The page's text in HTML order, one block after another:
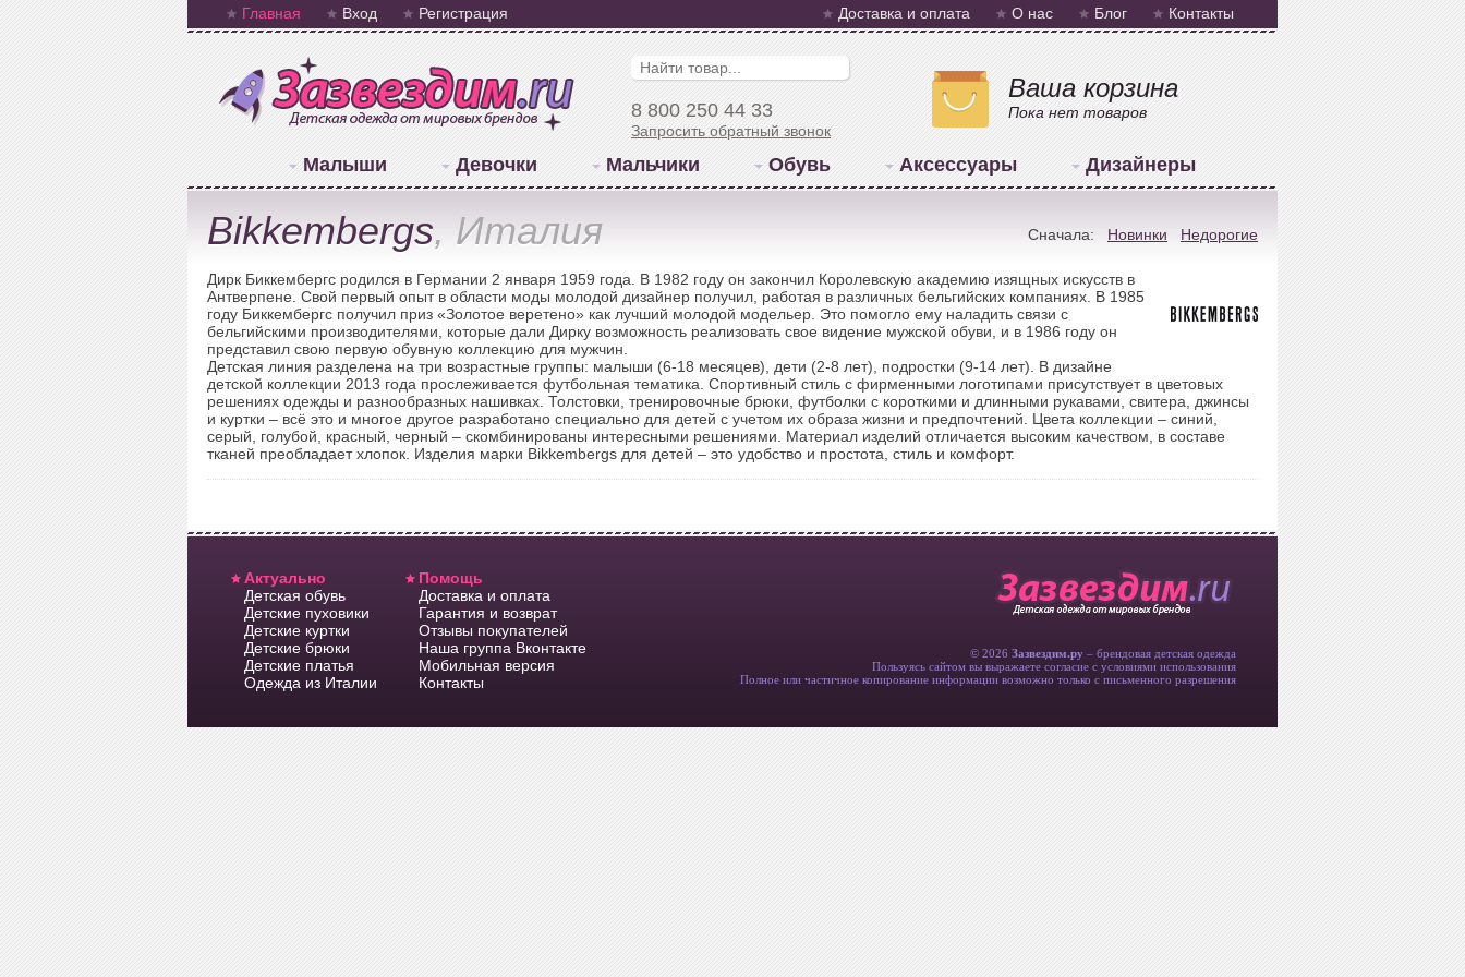
Главная Вход Регистрация Доставка и оплата О нас Блог Контакты
Ваша корзина
Пока нет товаров
8 800 250 44 33
Запросить обратный звонок
Малыши Девочки Мальчики Обувь Аксессуары Дизайнеры
Сначала: Новинки Недорогие
Bikkembergs, Италия
Дирк Биккембергс родился в Германии 2 января 1959 года. В 1982 году он закончил Королевскую академию изящных искусств в
Антверпене. Свой первый опыт в области моды молодой дизайнер получил, работая в различных бельгийских компаниях. В 1985
году Биккембергс получил приз «Золотое веретено» как лучший молодой модельер. Это помогло ему наладить связи с
бельгийскими производителями, которые дали Дирку возможность реализовать свое видение мужской обуви, и в 1986 году он
представил свою первую обувную коллекцию для мужчин.
Детская линия разделена на три возрастные группы: малыши (6-18 месяцев), дети (2-8 лет), подростки (9-14 лет). В дизайне
детской коллекции 2013 года прослеживается футбольная тематика. Спортивный стиль с фирменными логотипами присутствует в цветовых
решениях одежды и разнообразных нашивках. Толстовки, тренировочные брюки, футболки с короткими и длинными рукавами, свитера, джинсы
и куртки – всё это и многое другое разработано специально для детей с учетом их образа жизни и предпочтений. Цвета коллекции – синий,
серый, голубой, красный, черный – скомбинированы интересными решениями. Материал изделий отличается высоким качеством, в составе
тканей преобладает хлопок. Изделия марки Bikkembergs для детей – это удобство и простота, стиль и комфорт.
Актуально
Детская обувь
Детские пуховики
Детские куртки
Детские брюки
Детские платья
Одежда из Италии
Помощь
Доставка и оплата
Гарантия и возврат
Отзывы покупателей
Наша группа Вконтакте
Мобильная версия
Контакты
© 2026 Зазвездим.ру – брендовая детская одежда
Пользуясь сайтом вы выражаете согласие с условиями использования
Полное или частичное копирование информации возможно только с письменного разрешения